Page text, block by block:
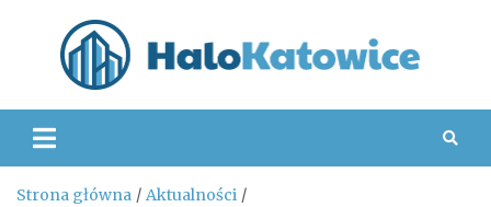
Strona główna
Aktualności